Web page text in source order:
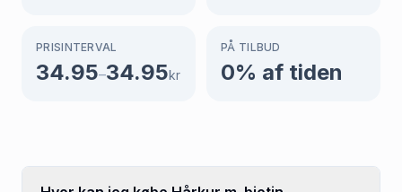
PRISINTERVAL
34.95–34.95kr
PÅ TILBUD
0% af tiden